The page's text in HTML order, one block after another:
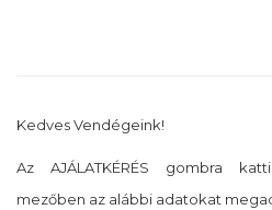
Kedves Vendégeink!
Az AJÁLATKÉRÉS gombra
mezőben az alábbi adatokat